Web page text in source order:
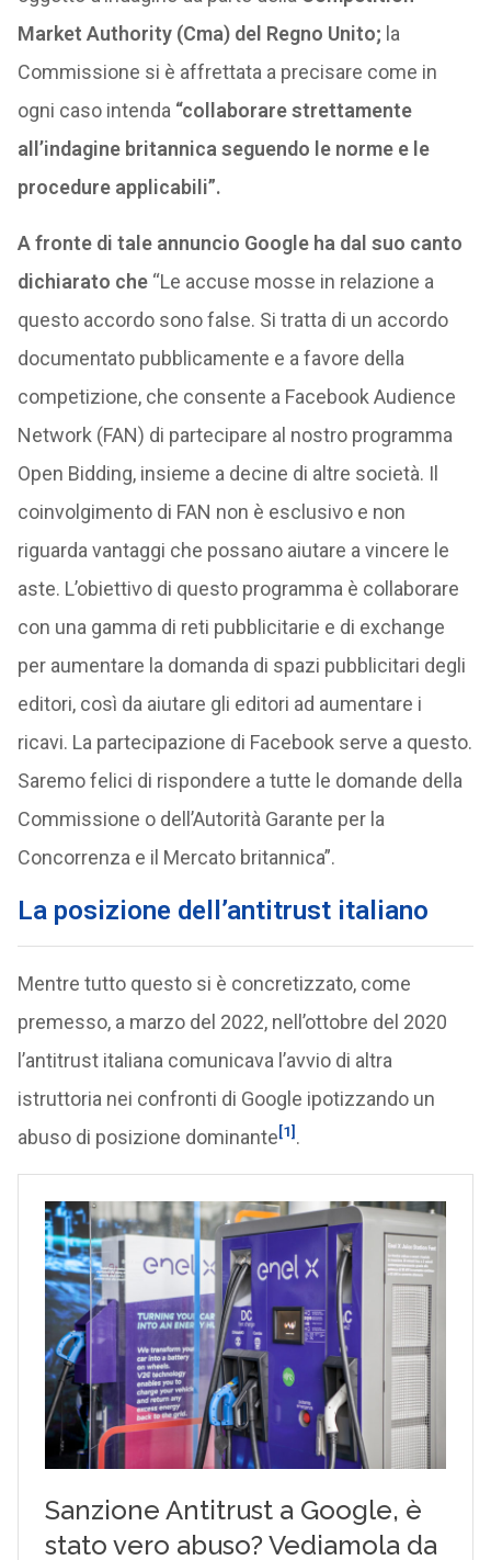
Market Authority (Cma) del Regno Unito; la
Commissione si è affrettata a precisare come in
ogni caso intenda “collaborare strettamente
all’indagine britannica seguendo le norme e le
procedure applicabili”.
A fronte di tale annuncio Google ha dal suo canto
dichiarato che “Le accuse mosse in relazione a
questo accordo sono false. Si tratta di un accordo
documentato pubblicamente e a favore della
competizione, che consente a Facebook Audience
Network (FAN) di partecipare al nostro programma
Open Bidding, insieme a decine di altre società. Il
coinvolgimento di FAN non è esclusivo e non
riguarda vantaggi che possano aiutare a vincere le
aste. L’obiettivo di questo programma è collaborare
con una gamma di reti pubblicitarie e di exchange
per aumentare la domanda di spazi pubblicitari degli
editori, così da aiutare gli editori ad aumentare i
ricavi. La partecipazione di Facebook serve a questo.
Saremo felici di rispondere a tutte le domande della
Commissione o dell’Autorità Garante per la
Concorrenza e il Mercato britannica”.
La posizione dell’antitrust italiano
Mentre tutto questo si è concretizzato, come
premesso, a marzo del 2022, nell’ottobre del 2020
l’antitrust italiana comunicava l’avvio di altra
istruttoria nei confronti di Google ipotizzando un
abuso di posizione dominante[1] .